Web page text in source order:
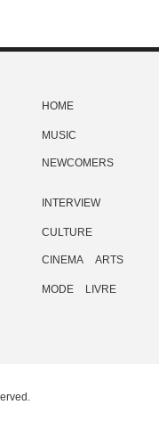
HOME
MUSIC
NEWCOMERS
INTERVIEW
CULTURE
CINEMA ARTS
MODE LIVRE